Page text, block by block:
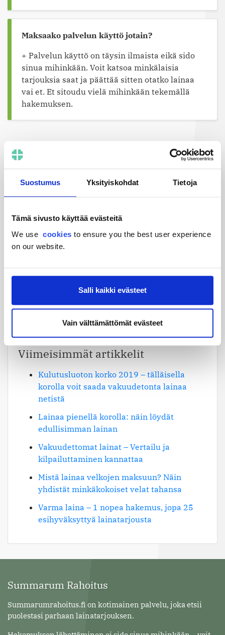
Suostumus Yksityiskohdat Tietoja
Tämä sivusto käyttää evästeitä
We use cookies to ensure you the best user experience
on our website.
Salli kaikki evästeet
Vain välttämättömät evästeet
Maksaako palvelun käyttö jotain?
+ Palvelun käyttö on täysin ilmaista eikä sido
sinua mihinkään. Voit katsoa minkälaisia
tarjouksia saat ja päättää sitten otatko lainaa
vai et. Et sitoudu vielä mihinkään tekemällä
hakemuksen.
Jo tuhannet kuluttajat ovat käyttäneet palveluamme.
Se on täysin suomalainen ja yhteistyökumppanimme
ovat tunnettuja ja vakavaraisia lainanmyöntäjiä ja
heillä on Suomen Finanssivalvonnan hyväksyntä.
joka etsii puolestasi parhaan lainatarjouksen.
Palvelu on täysin ilmainen, etkä sitoudu
Täytä hakemus
Viimeisimmät artikkelit
Kulutusluoton korko 2019 – tälläisella
korolla voit saada vakuudetonta lainaa
netistä
Lainaa pienellä korolla: näin löydät
edullisimman lainan
Vakuudettomat lainat – Vertailu ja
kilpailuttaminen kannattaa
Mistä lainaa velkojen maksuun? Näin
yhdistät minkäkokoiset velat tahansa
Varma laina – 1 nopea hakemus, jopa 25
esihyväksyttyä lainatarjousta
Summarum Rahoitus
Summarumrahoitus.fi on kotimainen palvelu, joka etsii
puolestasi parhaan lainatarjouksen.